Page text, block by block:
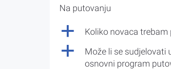
Na putovanju
a Koliko novaca
a
Može li se
osnovni program